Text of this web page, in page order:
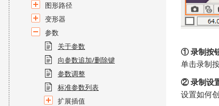
图形路径
变形器
参数
关于参数
向参数追加/删除键
参数调整
标准参数列表
扩展插值
① 录制按
单击录制
② 录制设
设置如何